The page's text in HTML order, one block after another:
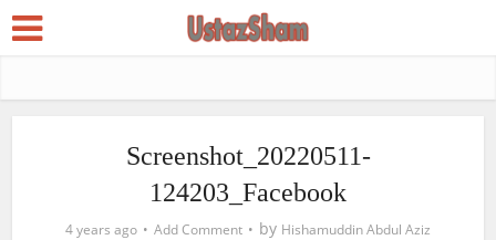
Screenshot_20220511-
124203_Facebook
4 years ago Add Comment by Hishamuddin Abdul Aziz